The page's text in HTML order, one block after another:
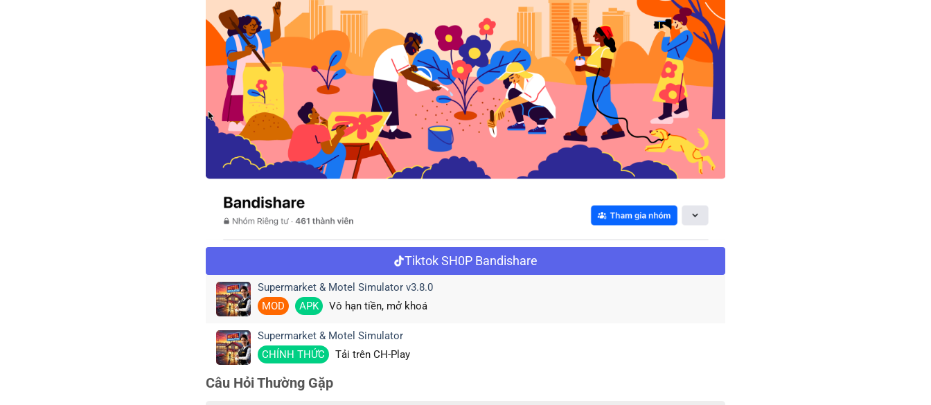
Tiktok SH0P Bandishare
Supermarket & Motel Simulator v3.8.0
MOD APK Vô hạn tiền, mở khoá
Supermarket & Motel Simulator
CHÍNH THỨC Tải trên CH-Play
Câu Hỏi Thường Gặp